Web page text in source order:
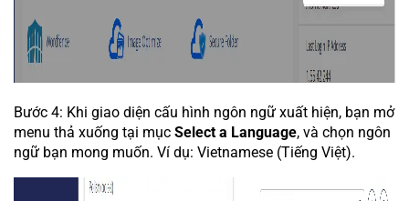
Bước 4: Khi giao diện cấu hình ngôn ngữ xuất hiện, bạn mở
menu thả xuống tại mục Select a Language, và chọn ngôn
ngữ bạn mong muốn. Ví dụ: Vietnamese (Tiếng Việt).